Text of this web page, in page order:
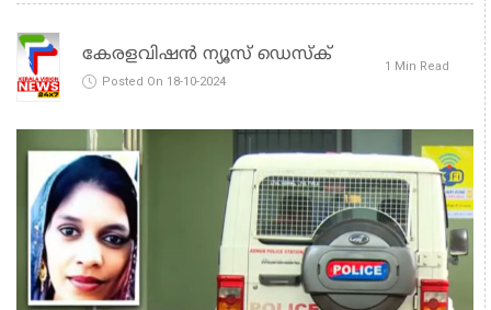
കേരളവിഷൻ ന്യൂസ് ഡെസ്‌ക്
Posted On 18-10-2024
1 Min Read